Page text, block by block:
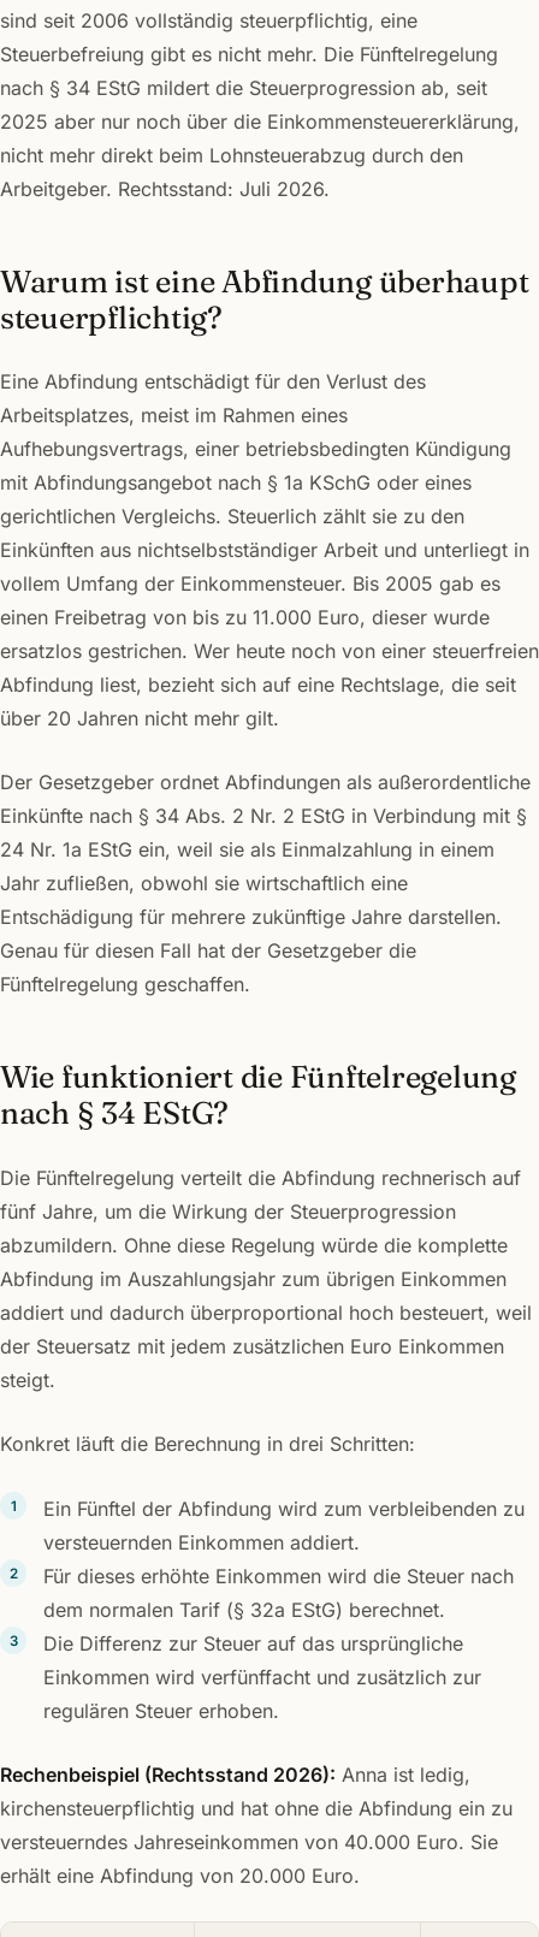
sind seit 2006 vollständig steuerpflichtig, eine
Steuerbefreiung gibt es nicht mehr. Die Fünftelregelung
nach § 34 EStG mildert die Steuerprogression ab, seit
2025 aber nur noch über die Einkommensteuererklärung,
nicht mehr direkt beim Lohnsteuerabzug durch den
Arbeitgeber. Rechtsstand: Juli 2026.
Warum ist eine Abfindung überhaupt
steuerpflichtig?
Eine Abfindung entschädigt für den Verlust des
Arbeitsplatzes, meist im Rahmen eines
Aufhebungsvertrags, einer betriebsbedingten Kündigung
mit Abfindungsangebot nach § 1a KSchG oder eines
gerichtlichen Vergleichs. Steuerlich zählt sie zu den
Einkünften aus nichtselbstständiger Arbeit und unterliegt in
vollem Umfang der Einkommensteuer. Bis 2005 gab es
einen Freibetrag von bis zu 11.000 Euro, dieser wurde
ersatzlos gestrichen. Wer heute noch von einer steuerfreien
Abfindung liest, bezieht sich auf eine Rechtslage, die seit
über 20 Jahren nicht mehr gilt.
Der Gesetzgeber ordnet Abfindungen als außerordentliche
Einkünfte nach § 34 Abs. 2 Nr. 2 EStG in Verbindung mit §
24 Nr. 1a EStG ein, weil sie als Einmalzahlung in einem
Jahr zufließen, obwohl sie wirtschaftlich eine
Entschädigung für mehrere zukünftige Jahre darstellen.
Genau für diesen Fall hat der Gesetzgeber die
Fünftelregelung geschaffen.
Wie funktioniert die Fünftelregelung
nach § 34 EStG?
Die Fünftelregelung verteilt die Abfindung rechnerisch auf
fünf Jahre, um die Wirkung der Steuerprogression
abzumildern. Ohne diese Regelung würde die komplette
Abfindung im Auszahlungsjahr zum übrigen Einkommen
addiert und dadurch überproportional hoch besteuert, weil
der Steuersatz mit jedem zusätzlichen Euro Einkommen
steigt.
Konkret läuft die Berechnung in drei Schritten:
Ein Fünftel der Abfindung wird zum verbleibenden zu
versteuernden Einkommen addiert.
Für dieses erhöhte Einkommen wird die Steuer nach
dem normalen Tarif (§ 32a EStG) berechnet.
Die Differenz zur Steuer auf das ursprüngliche
Einkommen wird verfünffacht und zusätzlich zur
regulären Steuer erhoben.
Rechenbeispiel (Rechtsstand 2026): Anna ist ledig,
kirchensteuerpflichtig und hat ohne die Abfindung ein zu
versteuerndes Jahreseinkommen von 40.000 Euro. Sie
erhält eine Abfindung von 20.000 Euro.